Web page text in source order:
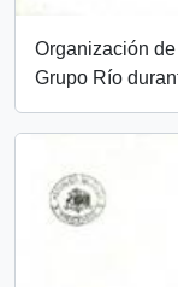
Organización
Grupo Río